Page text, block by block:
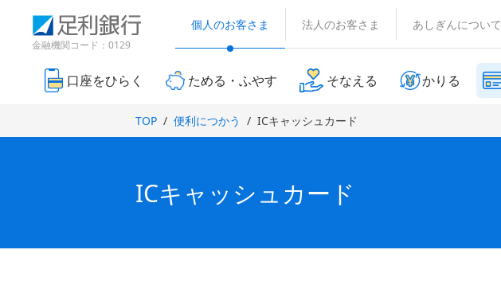
金融機関コード：0129
個人のお客さま 法人のお客さま あしぎんについて
口座をひらく ためる・ふやす そなえる かりる
き
TOP 便利につかう ICキャッシュカード
ICキャッシュカード
開
開